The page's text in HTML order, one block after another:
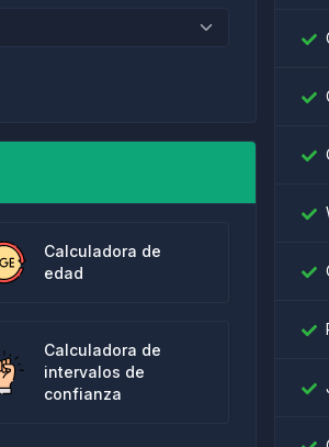
Calculadora de
edad
Calculadora de
intervalos de
confianza